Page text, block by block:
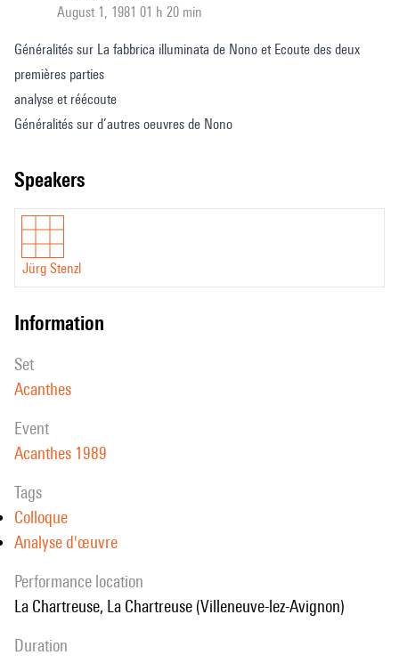
August 1, 1981 01 h 20 min
Généralités sur La fabbrica illuminata de Nono et Ecoute des deux
premières parties
analyse et réécoute
Généralités sur d’autres oeuvres de Nono
speakers
Jürg Stenzl
information
set
Acanthes
event
Acanthes 1989
Tags
Colloque
Analyse d'œuvre
performance location
La Chartreuse, La Chartreuse (Villeneuve-lez-Avignon)
duration